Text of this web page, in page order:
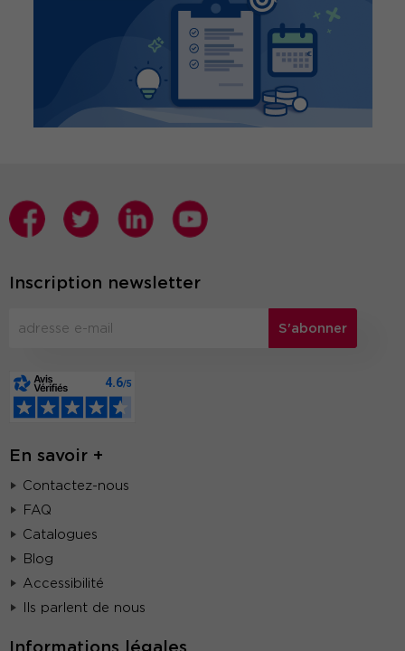
Inscription newsletter
S'abonner
En savoir +
Contactez-nous
FAQ
Catalogues
Blog
Accessibilité
Ils parlent de nous